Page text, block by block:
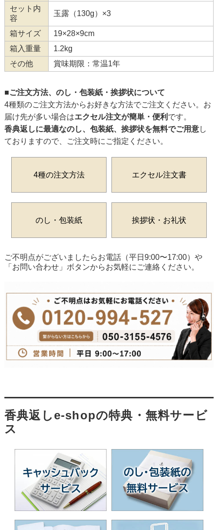
セット内
容
玉露（130g）×3
箱サイズ
19×28×9cm
箱入重量
1.2kg
その他
賞味期限：常温1年
■ご注文方法、のし・包装紙・挨拶状について
4種類のご注文方法からお好きな方法でご注文ください。お
届け先が多い場合はエクセル注文が簡単・便利 です。
香典返しに最適なのし、包装紙、挨拶状を無料でご用意し
ておりますので、ご注文時にご指定ください。
4種の注文方法 エクセル注文書
のし・包装紙 挨拶状・お礼状
ご不明点がございましたらお電話（平日9:00〜17:00）や
「お問い合わせ」ボタンからお気軽にご連絡ください。
香典返しe-shopの特典・無料サービ
ス